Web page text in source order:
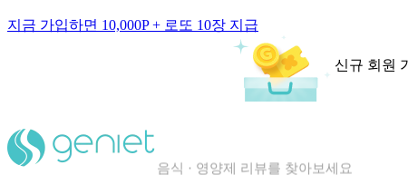
지금 가입하면 10,000P + 로또 10장 지급
신규 회원
칼로리와 영양성분을 검색해보세요